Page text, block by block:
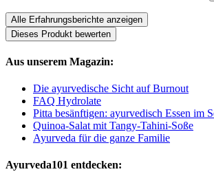
Alle Erfahrungsberichte anzeigen
Dieses Produkt bewerten
Aus unserem Magazin:
Die ayurvedische Sicht auf Burnout
FAQ Hydrolate
Pitta besänftigen: ayurvedisch Essen im
Quinoa-Salat mit Tangy-Tahini-Soße
Ayurveda für die ganze Familie
Ayurveda101 entdecken: